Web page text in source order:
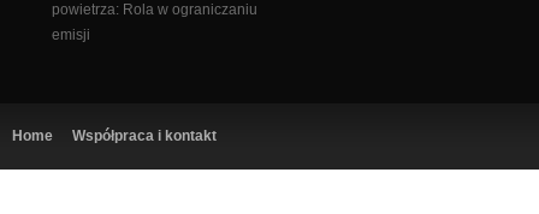
powietrza: Rola w ograniczaniu
emisji
Home Współpraca i kontakt